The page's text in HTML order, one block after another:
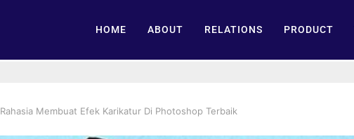
HOME ABOUT RELATIONS PRODUCT
Rahasia Membuat Efek Karikatur Di Photoshop Terbaik